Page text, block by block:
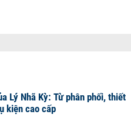
Lý Nhã Kỳ: Từ phân phối, thiết
kiện cao cấp